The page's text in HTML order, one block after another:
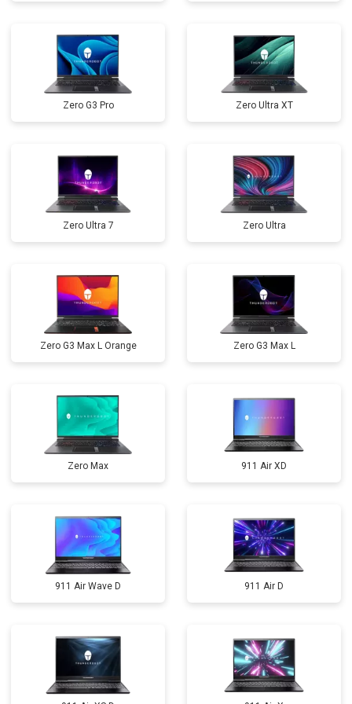
Ремонт петель от 3990 ₽ Заказать
Zero G3 Pro Zero Ultra XT
Zero Ultra 7 Zero Ultra
Zero G3 Max L Orange Zero G3 Max L
Zero Max 911 Air XD
911 Air Wave D 911 Air D